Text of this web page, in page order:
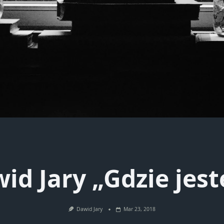
Jary „Gdzie
Dawid Jary Mar 23, 2018